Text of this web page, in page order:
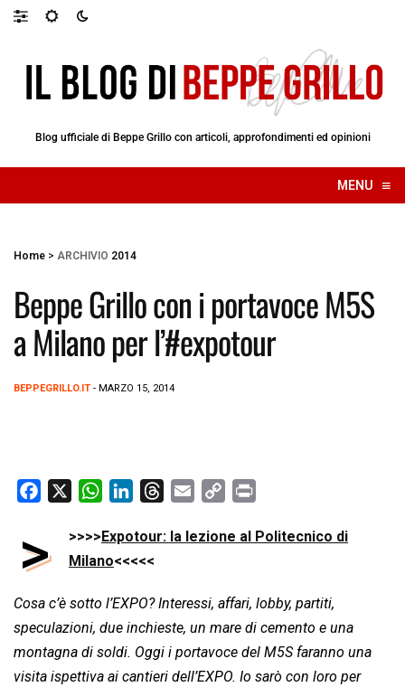
Blog ufficiale di Beppe Grillo con articoli, approfondimenti ed opinioni
MENU ≡
☰
Home > ARCHIVIO 2014
Beppe Grillo con i portavoce M5S
a Milano per l’#expotour
BEPPEGRILLO.IT - MARZO 15, 2014
e
o
o
k
W
a
t
A
p
p
n
k
d
I
n
r
d
s
a
p
i
n
k
i
> >>>> Expotour: la lezione al Politecnico di
Milano<<<<<
Cosa c’è sotto l’EXPO? Interessi, affari, lobby, partiti,
speculazioni, due inchieste, un mare di cemento e una
montagna di soldi. Oggi i portavoce del M5S faranno una
visita ispettiva ai cantieri dell’EXPO. Io sarò con loro per